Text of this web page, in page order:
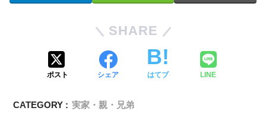
SHARE
ポスト シェア はてブ LINE
CATEGORY : 実家・親・兄弟